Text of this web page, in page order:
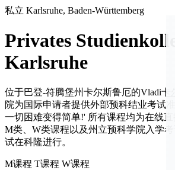
私立 Karlsruhe, Baden-Württemberg
Privates
Karlsruhe
位于巴登-符腾堡州卡尔斯鲁厄的Vladi卡
院为国际申请者提供外部预科结业考试
一切困难变得简单!' 所有课程均为在线直
M类、W类课程以及州立预科学院入学考
试在科隆进行。
M课程 T课程 W课程